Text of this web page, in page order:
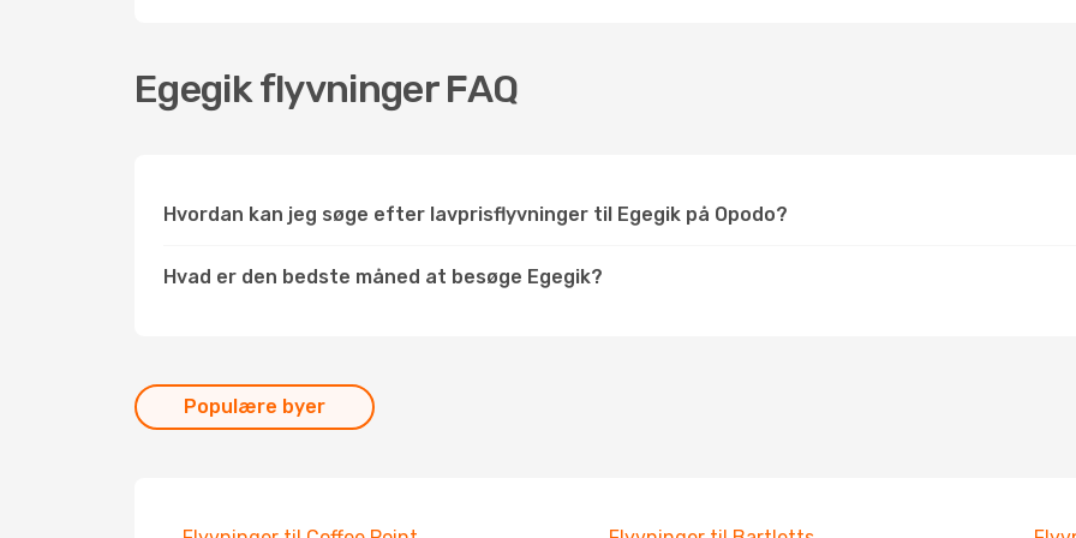
Egegik flyvninger FAQ
Hvordan kan jeg søge efter lavprisflyvninger til Egegik på Opodo?
Hvad er den bedste måned at besøge Egegik?
Populære byer